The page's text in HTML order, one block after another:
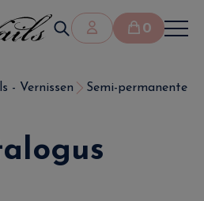
0
- Vernissen Semi-permanente